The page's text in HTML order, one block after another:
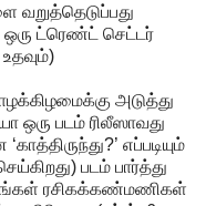
வறுத்தெடுப்பது
ஒரு ட்ரெண்ட் செட்டர்
அடுத்து
படம் ரிலீஸாவது
எப்படியும்
படம் பார்த்து
உங்கள் ரசிகக்கண்மணிகள்